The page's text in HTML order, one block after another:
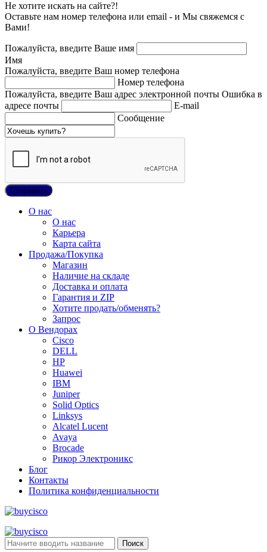
Не хотите искать на сайте?!
Оставьте нам номер телефона или email - и Мы свяжемся с
Вами!
Пожалуйста, введите Ваше имя
Имя
Пожалуйста, введите Ваш номер телефона
Номер телефона
Пожалуйста, введите Ваш адрес электронной почты Ошибка в
адресе почты
E-mail
Сообщение
О нас
О нас
Карьера
Карта сайта
Продажа/Покупка
Магазин
Наличие на складе
Доставка и оплата
Гарантия и ZIP
Хотите продать/обменять?
Запрос
О Вендорах
Cisco
DELL
HP
Huawei
IBM
Juniper
Solid Optics
Linksys
Alcatel Lucent
Avaya
Brocade
Рикор Электроникс
Блог
Контакты
Политика конфиденциальности
Поиск